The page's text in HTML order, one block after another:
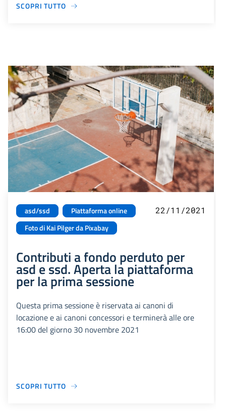
SCOPRI TUTTO
asd/ssd
Piattaforma online
Foto di Kai Pilger da Pixabay
22/11/2021
Contributi a fondo perduto per
asd e ssd. Aperta la piattaforma
per la prima sessione
Questa prima sessione è riservata ai canoni di
locazione e ai canoni concessori e terminerà alle ore
16:00 del giorno 30 novembre 2021
SCOPRI TUTTO